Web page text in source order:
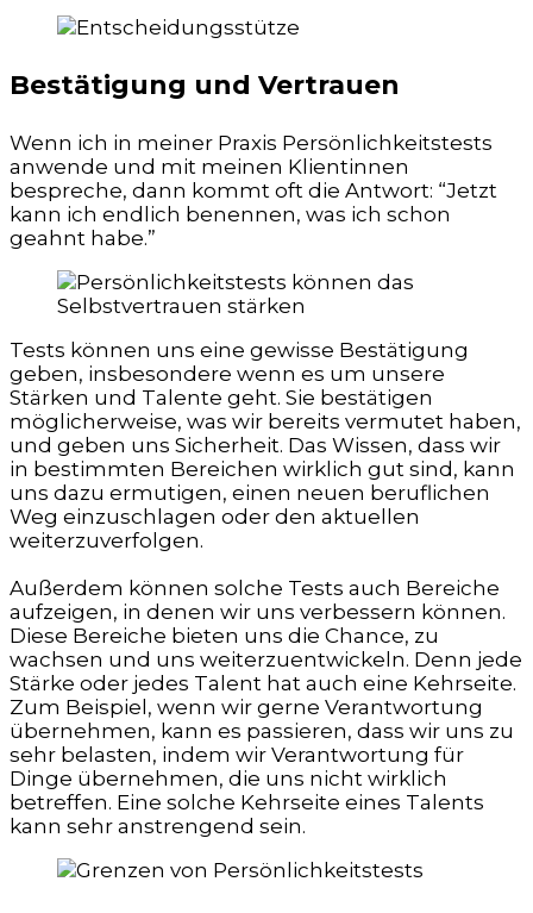
Bestätigung und Vertrauen
Wenn ich in meiner Praxis Persönlichkeitstests
anwende und mit meinen Klientinnen
bespreche, dann kommt oft die Antwort: “Jetzt
kann ich endlich benennen, was ich schon
geahnt habe.”
Tests können uns eine gewisse Bestätigung
geben, insbesondere wenn es um unsere
Stärken und Talente geht. Sie bestätigen
möglicherweise, was wir bereits vermutet haben,
und geben uns Sicherheit. Das Wissen, dass wir
in bestimmten Bereichen wirklich gut sind, kann
uns dazu ermutigen, einen neuen beruflichen
Weg einzuschlagen oder den aktuellen
weiterzuverfolgen.
Außerdem können solche Tests auch Bereiche
aufzeigen, in denen wir uns verbessern können.
Diese Bereiche bieten uns die Chance, zu
wachsen und uns weiterzuentwickeln. Denn jede
Stärke oder jedes Talent hat auch eine Kehrseite.
Zum Beispiel, wenn wir gerne Verantwortung
übernehmen, kann es passieren, dass wir uns zu
sehr belasten, indem wir Verantwortung für
Dinge übernehmen, die uns nicht wirklich
betreffen. Eine solche Kehrseite eines Talents
kann sehr anstrengend sein.